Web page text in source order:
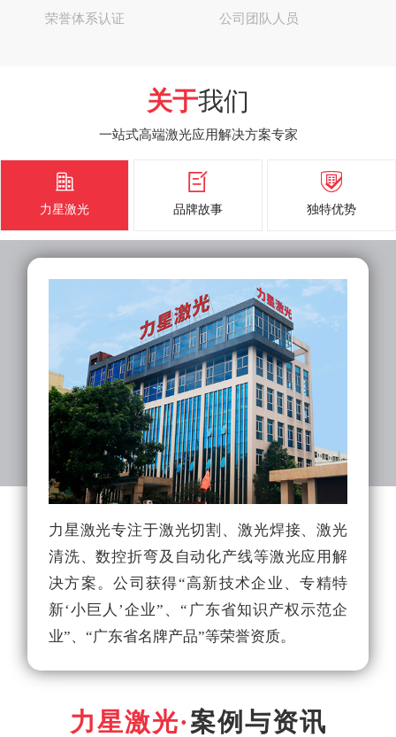
荣誉体系认证 公司团队人员
关于我们
一站式高端激光应用解决方案专家

力星激光

品牌故事

独特优势
力星激光专注于激光切割、激光焊接、激光
清洗、数控折弯及自动化产线等激光应用解
决方案。公司获得“高新技术企业、专精特
新‘小巨人’企业”、“广东省知识产权示范企
业”、“广东省名牌产品”等荣誉资质。
案例与资讯